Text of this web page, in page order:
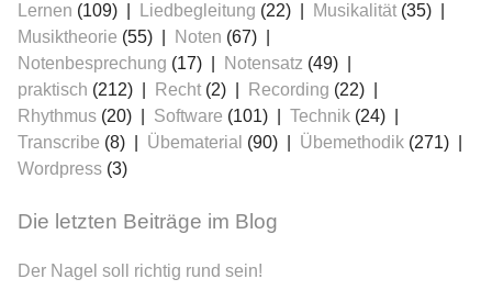
Lernen (109) Liedbegleitung (22) Musikalität (35)
Musiktheorie (55) Noten (67)
Notenbesprechung (17) Notensatz (49)
praktisch (212) Recht (2) Recording (22)
Rhythmus (20) Software (101) Technik (24)
Transcribe (8) Übematerial (90) Übemethodik (271)
Wordpress (3)
Die letzten Beiträge im Blog
Der Nagel soll richtig rund sein!